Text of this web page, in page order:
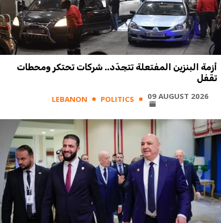
أزمة البنزين المفتعلة تتجدّد.. شركات تحتكر ومحطات
تقفل
LEBANON POLITICS 09 AUGUST 2026